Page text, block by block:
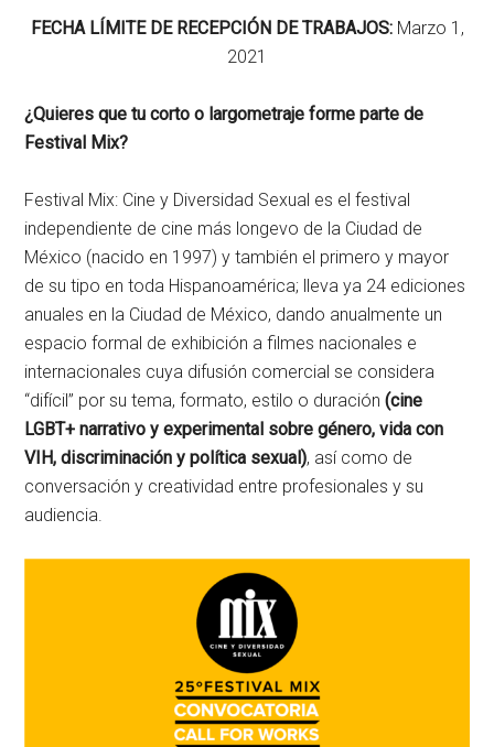
FECHA LÍMITE DE RECEPCIÓN DE TRABAJOS:Marzo 1,
2021
¿Quieres que tu corto o largometraje forme parte de
Festival Mix?
Festival Mix: Cine y Diversidad Sexual es el festival
independiente de cine más longevo de la Ciudad de
México (nacido en 1997) y también el primero y mayor
de su tipo en toda Hispanoamérica; lleva ya 24 ediciones
anuales en la Ciudad de México, dando anualmente un
espacio formal de exhibición a filmes nacionales e
internacionales cuya difusión comercial se considera
“difícil” por su tema, formato, estilo o duración(cine
LGBT+ narrativo y experimental sobre género, vida con
VIH, discriminación y política sexual), así como de
conversación y creatividad entre profesionales y su
audiencia.